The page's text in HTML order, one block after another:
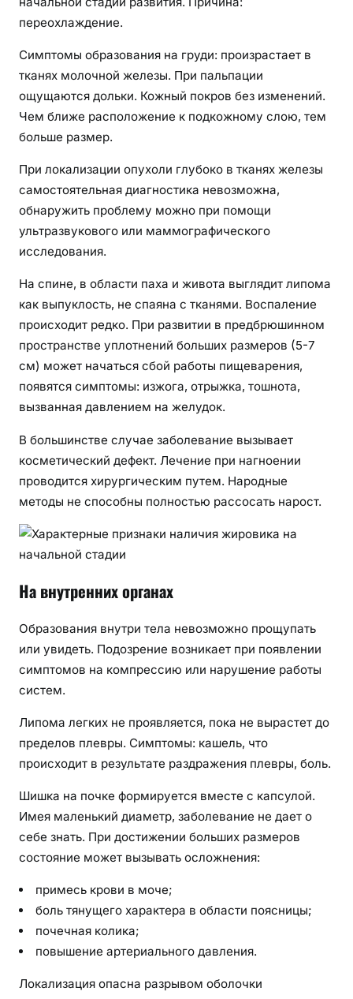
переохлаждение.
Симптомы образования на груди: произрастает в
тканях молочной железы. При пальпации
ощущаются дольки. Кожный покров без изменений.
Чем ближе расположение к подкожному слою, тем
больше размер.
При локализации опухоли глубоко в тканях железы
самостоятельная диагностика невозможна,
обнаружить проблему можно при помощи
ультразвукового или маммографического
исследования.
На спине, в области паха и живота выглядит липома
как выпуклость, не спаяна с тканями. Воспаление
происходит редко. При развитии в предбрюшинном
пространстве уплотнений больших размеров (5-7
см) может начаться сбой работы пищеварения,
появятся симптомы: изжога, отрыжка, тошнота,
вызванная давлением на желудок.
В большинстве случае заболевание вызывает
косметический дефект. Лечение при нагноении
проводится хирургическим путем. Народные
методы не способны полностью рассосать нарост.
На внутренних органах
Образования внутри тела невозможно прощупать
или увидеть. Подозрение возникает при появлении
симптомов на компрессию или нарушение работы
систем.
Липома легких не проявляется, пока не вырастет до
пределов плевры. Симптомы: кашель, что
происходит в результате раздражения плевры, боль.
Шишка на почке формируется вместе с капсулой.
Имея маленький диаметр, заболевание не дает о
себе знать. При достижении больших размеров
состояние может вызывать осложнения:
примесь крови в моче;
боль тянущего характера в области поясницы;
почечная колика;
повышение артериального давления.
Локализация опасна разрывом оболочки